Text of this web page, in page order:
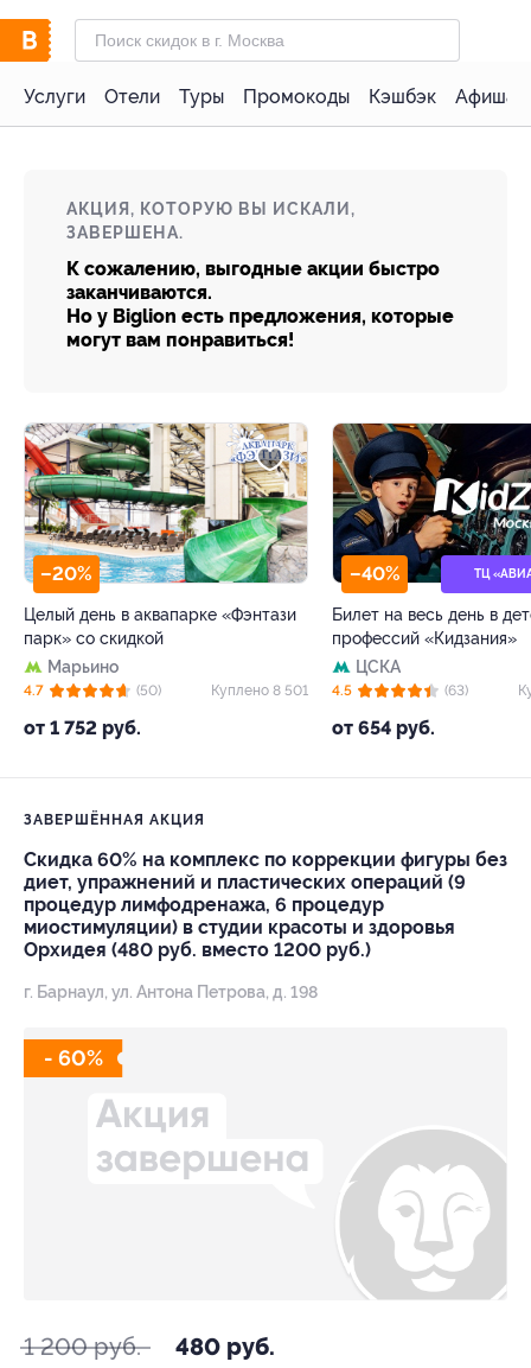
Услуги Отели Туры Промокоды Кэшбэк Афиша
АКЦИЯ, КОТОРУЮ ВЫ ИСКАЛИ,
ЗАВЕРШЕНА.
К сожалению, выгодные акции быстро
заканчиваются.
Но у Biglion есть предложения, которые
могут вам понравиться!
–20%
Целый день в аквапарке «Фэнтази
парк» со скидкой
Марьино
от 1 752 руб.
4.7 (50) Куплено 8 501
–40% ТЦ
Билет на весь день в
профессий «Кидзания»
ЦСКА
от 654 руб.
4.5 (63)
ЗАВЕРШЁННАЯ АКЦИЯ
Скидка 60% на комплекс по коррекции фигуры без
диет, упражнений и пластических операций (9
процедур лимфодренажа, 6 процедур
миостимуляции) в студии красоты и здоровья
Орхидея (480 руб. вместо 1200 руб.)
г. Барнаул, ул. Ан­то­на Пет­ро­ва, д. 198
- 60%
1 200 руб. 480 руб.